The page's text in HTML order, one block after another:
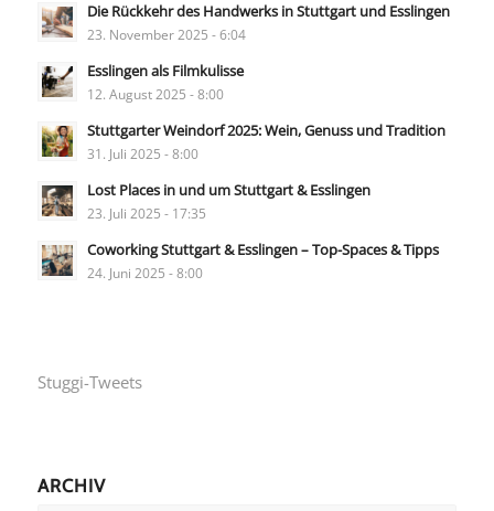
Die Rückkehr des Handwerks in Stuttgart und Esslingen
23. November 2025 - 6:04
Esslingen als Filmkulisse
12. August 2025 - 8:00
Stuttgarter Weindorf 2025: Wein, Genuss und Tradition
31. Juli 2025 - 8:00
Lost Places in und um Stuttgart & Esslingen
23. Juli 2025 - 17:35
Coworking Stuttgart & Esslingen – Top-Spaces & Tipps
24. Juni 2025 - 8:00
Stuggi-Tweets
ARCHIV